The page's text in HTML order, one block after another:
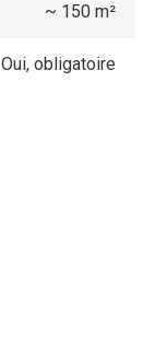
~ 150 m²
Oui, obligatoire